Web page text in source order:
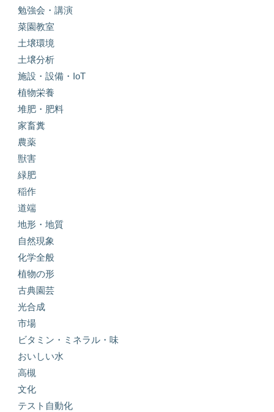
勉強会・講演
菜園教室
土壌環境
土壌分析
施設・設備・IoT
植物栄養
堆肥・肥料
家畜糞
農薬
獣害
緑肥
稲作
道端
地形・地質
自然現象
化学全般
植物の形
古典園芸
光合成
市場
ビタミン・ミネラル・味
おいしい水
高槻
文化
テスト自動化